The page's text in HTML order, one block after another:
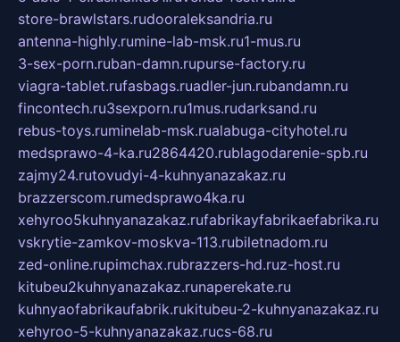
store-brawlstars.rudooraleksandria.ru
antenna-highly.rumine-lab-msk.ru1-mus.ru
3-sex-porn.ruban-damn.rupurse-factory.ru
viagra-tablet.rufasbags.ruadler-jun.rubandamn.ru
fincontech.ru3sexporn.ru1mus.rudarksand.ru
rebus-toys.ruminelab-msk.rualabuga-cityhotel.ru
medsprawo-4-ka.ru2864420.rublagodarenie-spb.ru
zajmy24.rutovudyi-4-kuhnyanazakaz.ru
brazzerscom.rumedsprawo4ka.ru
xehyroo5kuhnyanazakaz.rufabrikayfabrikaefabrika.ru
vskrytie-zamkov-moskva-113.rubiletnadom.ru
zed-online.rupimchax.rubrazzers-hd.ruz-host.ru
kitubeu2kuhnyanazakaz.runaperekate.ru
kuhnyaofabrikaufabrik.rukitubeu-2-kuhnyanazakaz.ru
xehyroo-5-kuhnyanazakaz.rucs-68.ru